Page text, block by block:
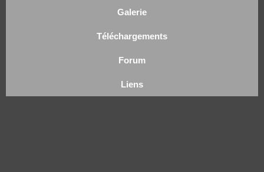
Galerie
Téléchargements
Forum
Liens